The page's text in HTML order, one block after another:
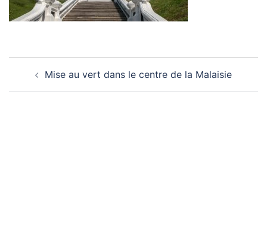
d’articleMise au vert dans le centre de la Malaisie